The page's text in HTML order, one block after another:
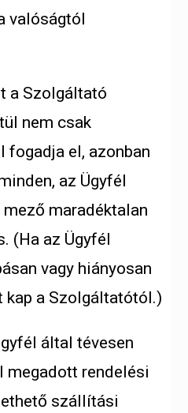
valóságtól
a Szolgáltató
nem csak
el, azonban
az Ügyfél
maradéktalan
(Ha az Ügyfél
vagy hiányosan
kap a Szolgáltatótól.)
által tévesen
megadott rendelési
szállítási